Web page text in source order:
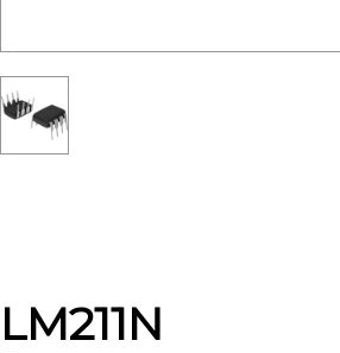
LM211N